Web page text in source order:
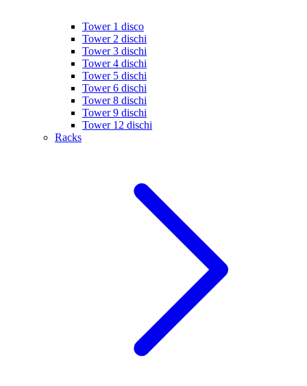
Tower 1 disco
Tower 2 dischi
Tower 3 dischi
Tower 4 dischi
Tower 5 dischi
Tower 6 dischi
Tower 8 dischi
Tower 9 dischi
Tower 12 dischi
Racks